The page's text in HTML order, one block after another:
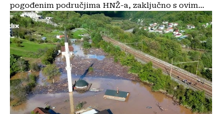
pogođenim područjima HNŽ-a, zaključno s ovim...